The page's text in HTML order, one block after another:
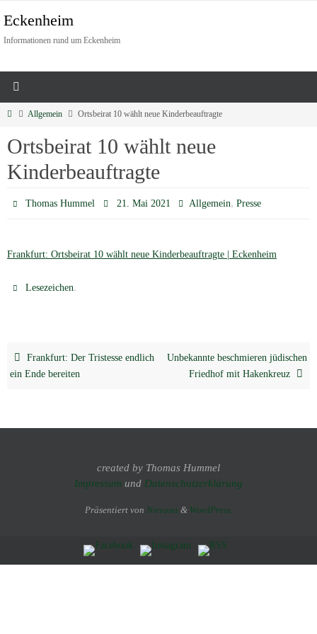
Eckenheim
Informationen rund um Eckenheim
Allgemein Ortsbeirat 10 wählt neue Kinderbeauftragte
Ortsbeirat 10 wählt neue
Kinderbeauftragte
Thomas Hummel 21. Mai 2021 Allgemein, Presse
Frankfurt: Ortsbeirat 10 wählt neue Kinderbeauftragte | Eckenheim
Lesezeichen.
Frankfurt: Der Tristesse endlich
ein Ende bereiten
Unbekannte beschmieren jüdischen
Friedhof mit Hakenkreuz
created by Thomas Hummel
Impressum und Datenschutzerklärung
Präsentiert von Nirvana & WordPress.